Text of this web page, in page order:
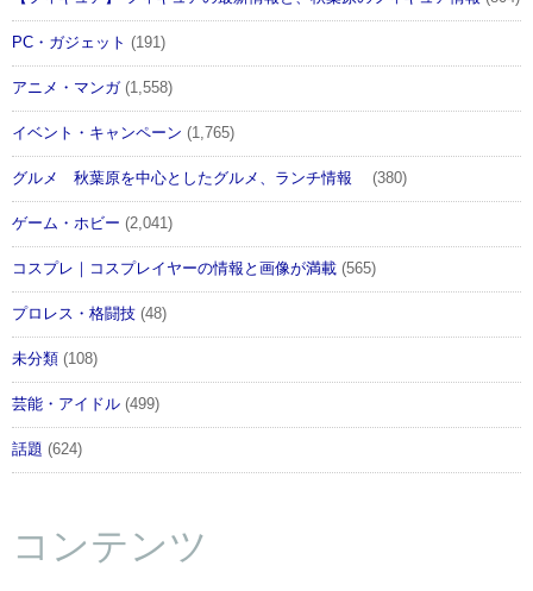
PC・ガジェット (191)
アニメ・マンガ(1,558)
イベント・キャンペーン (1,765)
グルメ 秋葉原を中心としたグルメ、ランチ情報 (380)
ゲーム・ホビー (2,041)
コスプレ｜コスプレイヤーの情報と画像が満載 (565)
プロレス・格闘技 (48)
未分類 (108)
芸能・アイドル (499)
話題 (624)
コンテンツ